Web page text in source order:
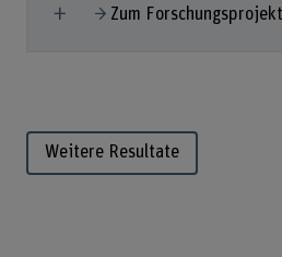
Mehr anzeigen
Zum Forschungsprojekt
Weitere Resultate